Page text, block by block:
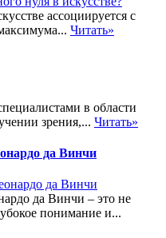
ассоциируется с
Читать»
в области
зрения,... Читать»
да Винчи
да Винчи – это не
понимание и...